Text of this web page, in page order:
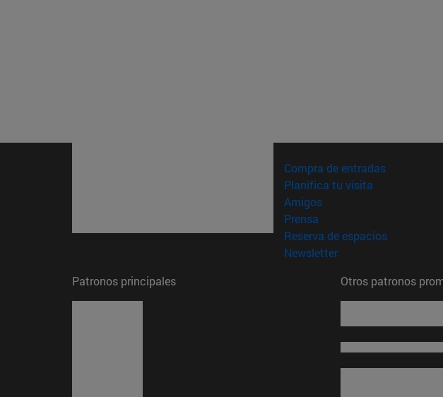
Compra de entradas(abre en
Planifica tu visita
Amigos(abre en nueva ventana)
Prensa
Reserva de espacios(abre en
Newsletter(abre en nueva
Patronos principales
Otros patronos